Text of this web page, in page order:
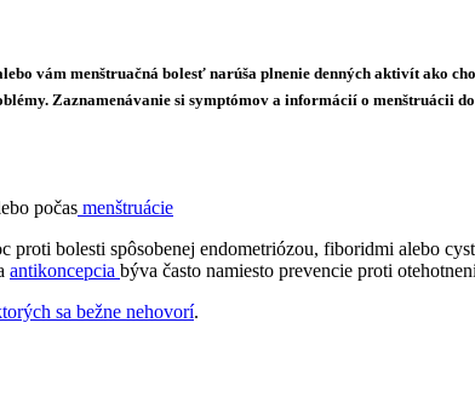
vám menštruačná bolesť narúša plnenie denných aktivít ako
Zaznamenávanie si symptómov a informácií o menštruácii
počas menštruácie
proti bolesti spôsobenej endometriózou, fiboridmi alebo
antikoncepcia býva často namiesto prevencie proti
sa bežne nehovorí.